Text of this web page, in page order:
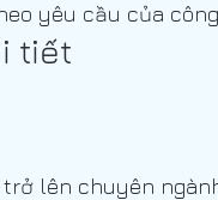
yêu cầu của
tiết
lên chuyên